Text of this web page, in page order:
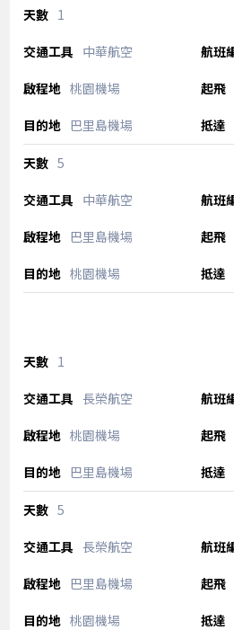
1
中華航空
桃園機場
巴里島機場
5
中華航空
巴里島機場
桃園機場
1
長榮航空
桃園機場
巴里島機場
5
長榮航空
巴里島機場
桃園機場